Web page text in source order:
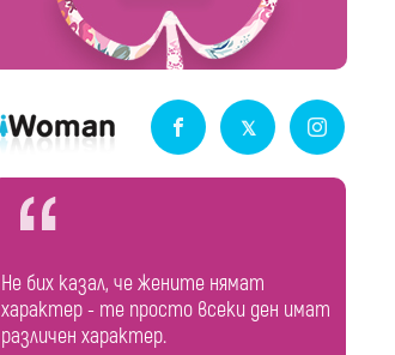
Не бих казал, че жените нямат
характер - те просто всеки ден имат
различен характер.